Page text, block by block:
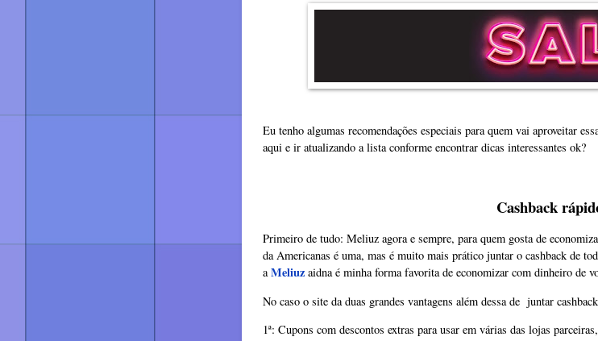
Eu tenho algumas recomendações especiais para quem vai aproveitar
aqui e ir atualizando a lista conforme encontrar dicas interessantes ok?
Cashback
Primeiro de tudo: Meliuz agora e sempre, para quem gosta de
da Americanas é uma, mas é muito mais prático juntar o cashback de
aMeliuz aidna é minha forma favorita de economizar com dinheiro de
No caso o site da duas grandes vantagens além dessa de juntar
1ª: Cupons com descontos extras para usar em várias das lojas